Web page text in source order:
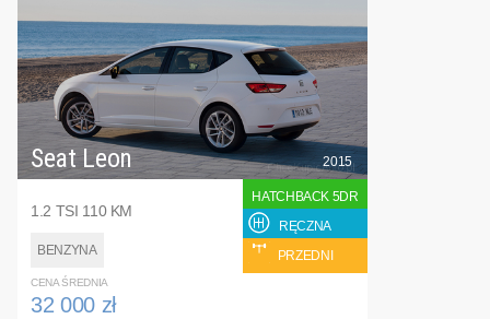
Seat Leon
1.2 TSI 110 KM
BENZYNA
2015
HATCHBACK 5DR
RĘCZNA
PRZEDNI
CENA ŚREDNIA
32 000 zł